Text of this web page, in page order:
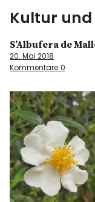
Kultur
kultur & kunst
Spiele
Konzerte
Museen bei…
S’Albufera de
20. Mai 2018
Kommentare 0